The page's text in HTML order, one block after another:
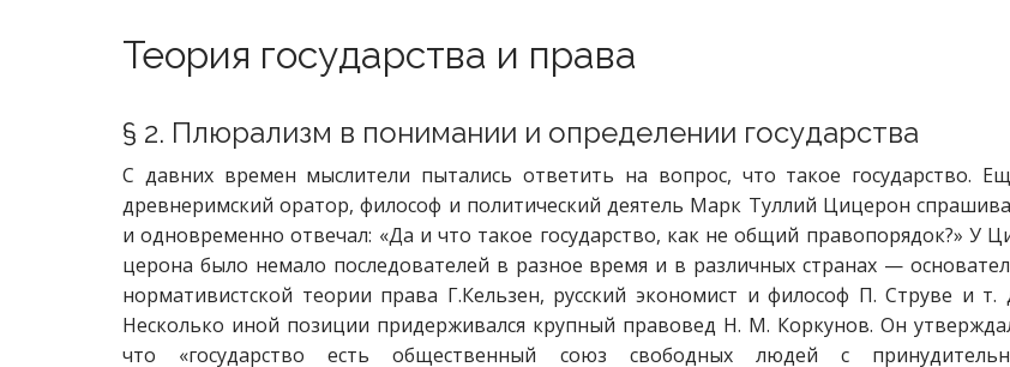
Теория государства и права
§ 2. Плюрализм в понимании и определении государства
С давних времен мыслители пытались ответить на вопрос, что такое государство.
древнеримский оратор, философ и политический деятель Марк Туллий Цицерон
и одновременно отвечал: «Да и что такое государство, как не общий правопорядок?» У
церона было немало последователей в разное время и в различных странах —
нормативистской теории права Г.Кельзен, русский экономист и философ П. Струве и т.
Несколько иной позиции придерживался крупный правовед Н. М. Коркунов. Он
что «государство есть общественный союз свободных людей с